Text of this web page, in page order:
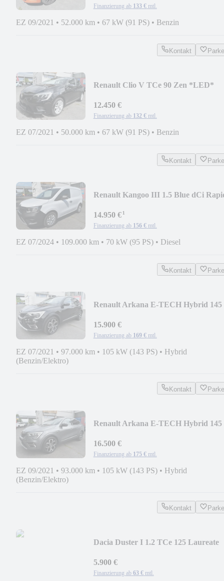
Finanzierung ab 133 € mtl.
EZ 09/2021 • 52.000 km • 67 kW (91 PS) • Benzin
Kontakt
Renault Clio V TCe 90 Zen *LED*
12.450 €
Finanzierung ab 132 € mtl.
EZ 07/2021 • 50.000 km • 67 kW (91 PS) • Benzin
Kontakt
Renault Kangoo III 1.5 Blue dCi
14.950 €¹
Finanzierung ab 156 € mtl.
EZ 07/2024 • 109.000 km • 70 kW (95 PS) • Diesel
Kontakt
Renault Arkana E-TECH Hybrid 145
15.900 €
Finanzierung ab 169 € mtl.
EZ 07/2021 • 97.000 km • 105 kW (143 PS) • Hybrid
(Benzin/Elektro)
Kontakt
Renault Arkana E-TECH Hybrid 145
16.500 €
Finanzierung ab 175 € mtl.
EZ 09/2021 • 93.000 km • 105 kW (143 PS) • Hybrid
(Benzin/Elektro)
Kontakt
Dacia Duster I 1.2 TCe 125 Laureate
5.900 €
Finanzierung ab 63 € mtl.